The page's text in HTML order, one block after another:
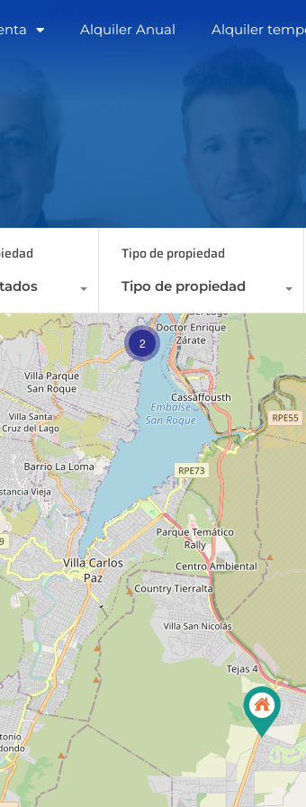
Home Empresa Venta
Alquiler Anual Alquiler
Tipo de propiedad
Tipo de propiedad
2